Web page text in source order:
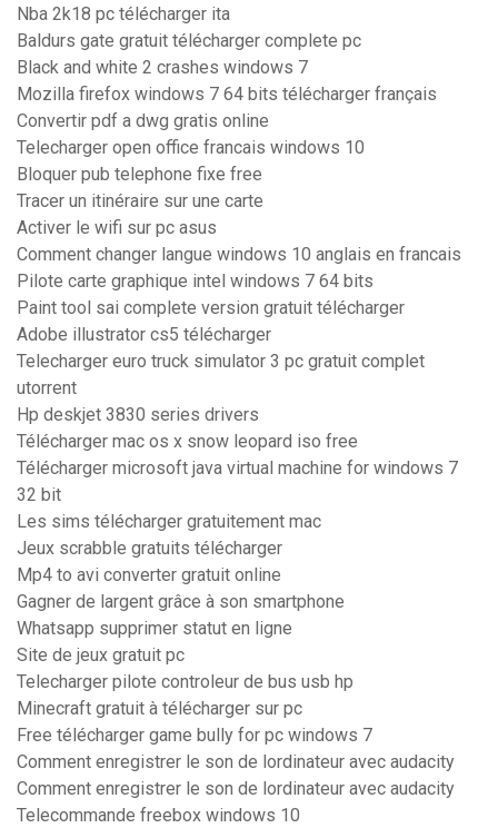
Nba 2k18 pc télécharger ita
Baldurs gate gratuit télécharger complete pc
Black and white 2 crashes windows 7
Mozilla firefox windows 7 64 bits télécharger français
Convertir pdf a dwg gratis online
Telecharger open office francais windows 10
Bloquer pub telephone fixe free
Tracer un itinéraire sur une carte
Activer le wifi sur pc asus
Comment changer langue windows 10 anglais en francais
Pilote carte graphique intel windows 7 64 bits
Paint tool sai complete version gratuit télécharger
Adobe illustrator cs5 télécharger
Telecharger euro truck simulator 3 pc gratuit complet
utorrent
Hp deskjet 3830 series drivers
Télécharger mac os x snow leopard iso free
Télécharger microsoft java virtual machine for windows 7
32 bit
Les sims télécharger gratuitement mac
Jeux scrabble gratuits télécharger
Mp4 to avi converter gratuit online
Gagner de largent grâce à son smartphone
Whatsapp supprimer statut en ligne
Site de jeux gratuit pc
Telecharger pilote controleur de bus usb hp
Minecraft gratuit à télécharger sur pc
Free télécharger game bully for pc windows 7
Comment enregistrer le son de lordinateur avec audacity
Comment enregistrer le son de lordinateur avec audacity
Telecommande freebox windows 10